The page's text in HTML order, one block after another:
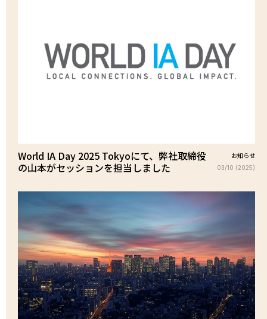
World IA Day 2025 Tokyoにて、弊社取締役
の山本がセッションを担当しました
お知らせ
03/10 (2025)